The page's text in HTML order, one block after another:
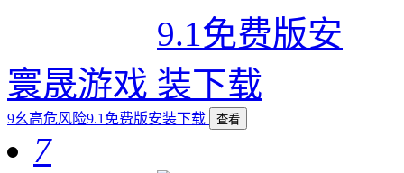
寰晟游戏
9幺高危风险9.1免费版安装下载 查看
7